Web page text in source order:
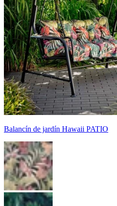
Balancín de jardín Hawaii PATIO